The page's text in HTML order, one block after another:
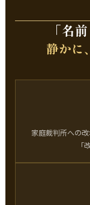
「名
静かに
家庭裁判所への
「